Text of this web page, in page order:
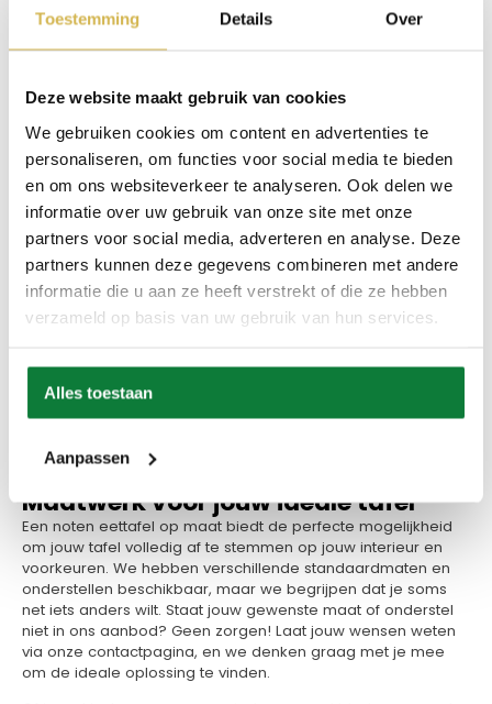
Toestemming Details Over
Deze website maakt gebruik van cookies
We gebruiken cookies om content en advertenties te
personaliseren, om functies voor social media te bieden
en om ons websiteverkeer te analyseren. Ook delen we
informatie over uw gebruik van onze site met onze
partners voor social media, adverteren en analyse. Deze
partners kunnen deze gegevens combineren met andere
informatie die u aan ze heeft verstrekt of die ze hebben
verzameld op basis van uw gebruik van hun services.
Alles toestaan
Aanpassen
Noten eettafel Deens ovaal
Duurzame noten eettafel
Notenhout is een van de sterkste en meest duurzame
houtsoorten die je kunt kiezen voor een eettafel. Het hout kan
goed tegen een stootje, wat betekent dat jouw noten
eettafel er na een aantal jaren er nog precies hetzelfde
uitziet als wanneer je hem kocht. Door de unieke structuur
van het hout krijg je een tafel met een eigen karakter. Geen
twee tafels zijn hetzelfde, wat jouw meubelstuk extra
bijzonder maakt.
met een speciale lak of olie, waardoor het
onderhoudsvriendelijk is. Hierdoor hoef je niet bang te zijn
weer in topconditie te krijgen, zodat je volop kunt genieten
van je eettafel.
Maatwerk voor jouw ideale tafel
Een noten eettafel op maat biedt de perfecte mogelijkheid
om jouw tafel volledig af te stemmen op jouw interieur en
voorkeuren. We hebben verschillende standaardmaten en
onderstellen beschikbaar, maar we begrijpen dat je soms
net iets anders wilt. Staat jouw gewenste maat of onderstel
niet in ons aanbod? Geen zorgen! Laat jouw wensen weten
via onze contactpagina, en we denken graag met je mee
om de ideale oplossing te vinden.